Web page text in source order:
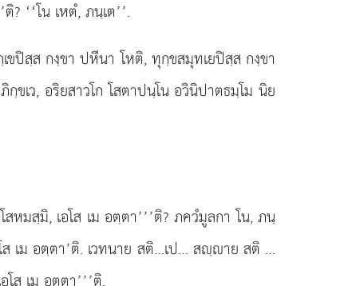
‘‘โน เหตํ, ภนฺเต’’.
ขปิสฺส กงฺขา ปหีนา โหติ, ทุกฺขสมุทเยปิสฺส กงฺขา
เว, อริยสาวโก โสตาปนฺโน อวินิปาตธมฺโม นิย
มสฺมิ, เอโส เม อตฺตา’’’ติ? ภควํมูลกา โน, ภนฺ
เม อตฺตา’ติ. เวทนาย สติ…เป… สฺาย สติ …
เม อตฺตา’’’ติ.